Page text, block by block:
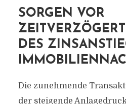
SORGEN VOR
DES
Die zunehmende
der steigende